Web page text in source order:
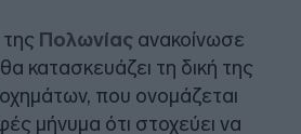
Πολωνίας ανακοίνωσε
κατασκευάζει τη δική της
που ονομάζεται
μήνυμα ότι στοχεύει να